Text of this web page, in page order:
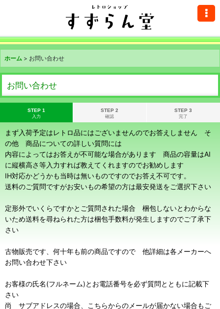
ホーム > お問い合わせ
お問い合わせ
STEP 1
入力
STEP 2
確認
STEP 3
完了
まず入荷予定はレトロ品にはございませんのでお答えしません そ
の他 商品についての詳しい質問には
内容によってはお答えが不可能な場合があります 商品の容量はAI
に縦横高さ等入力すれば教えてくれますのでお勧めします
IH対応かどうかも当時は無いものですのでお答え不可です。
送料のご質問ですがお安いもの希望の方は最安発送をご選択下さい
定形外でいくらですかとご質問された場合 梱包しないとわからな
いため送料を尋ねられた方は梱包手数料が発生しますのでご了承下
さい
古物販売です、何十年も前の商品ですので 他詳細は各メーカーへ
お問い合わせ下さい
お客様の氏名(フルネーム)とお電話番号を必ず質問とともに記載下
さい
尚 サブアドレスの場合、こちらからのメールが届かない場合もご